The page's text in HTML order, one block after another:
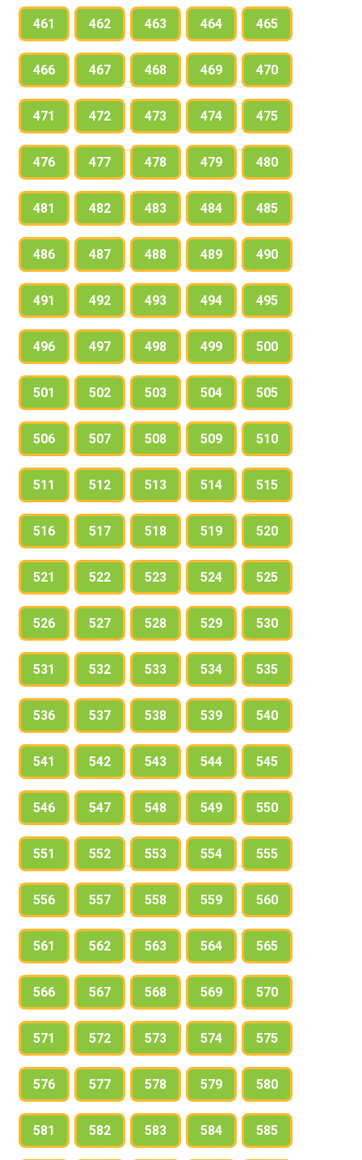
461 462 463 464 465
466 467 468 469 470
471 472 473 474 475
476 477 478 479 480
481 482 483 484 485
486 487 488 489 490
491 492 493 494 495
496 497 498 499 500
501 502 503 504 505
506 507 508 509 510
511 512 513 514 515
516 517 518 519 520
521 522 523 524 525
526 527 528 529 530
531 532 533 534 535
536 537 538 539 540
541 542 543 544 545
546 547 548 549 550
551 552 553 554 555
556 557 558 559 560
561 562 563 564 565
566 567 568 569 570
571 572 573 574 575
576 577 578 579 580
581 582 583 584 585